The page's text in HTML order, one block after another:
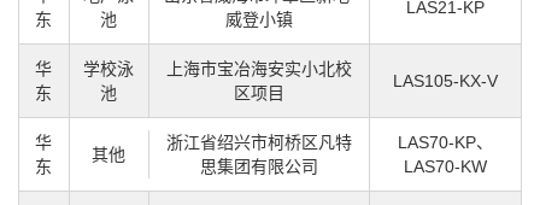
东
池
威登小镇
LAS21-KP
华
东
学校泳
池
上海市宝冶海安实小北校
区项目
LAS105-KX-V
华
东
其他
浙江省绍兴市柯桥区凡特
思集团有限公司
LAS70-KP、
LAS70-KW